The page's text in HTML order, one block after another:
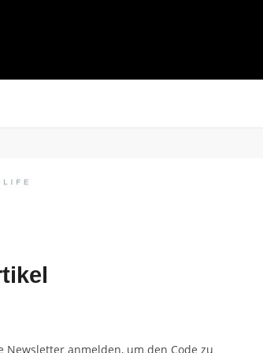
anmelden, um den Code zu